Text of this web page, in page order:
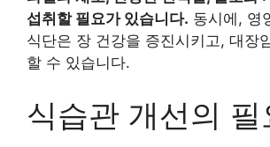
섭취할 필요가 있습니다. 동시에, 영
식단은 장 건강을 증진시키고, 대장
할 수 있습니다.
식습관 개선의 필